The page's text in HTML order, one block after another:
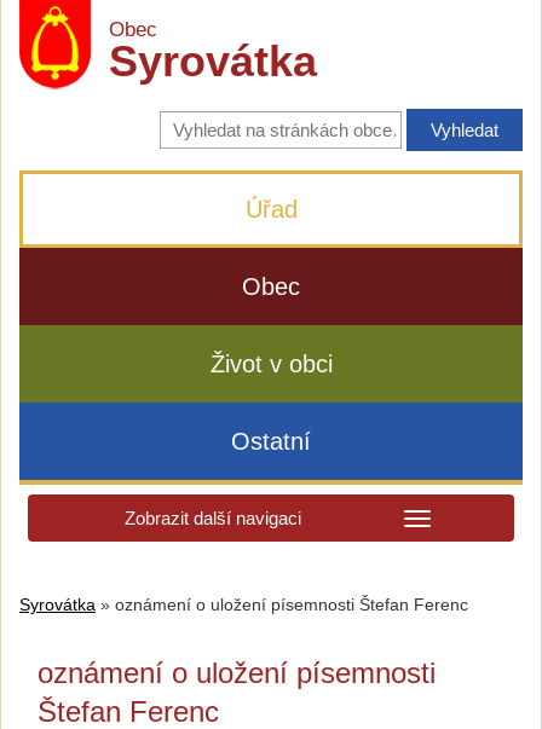
Obec
Syrovátka
Vyhledávání
na
stránkách
Úřad
Obec
Život v obci
Ostatní
Zobrazit další navigaci
Syrovátka » oznámení o uložení písemnosti Štefan Ferenc
oznámení o uložení písemnosti
Štefan Ferenc